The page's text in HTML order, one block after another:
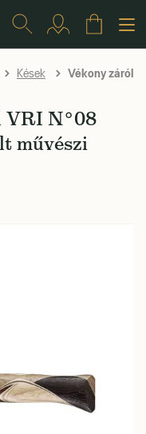
Kések Vékony
VRI N°08
művészi